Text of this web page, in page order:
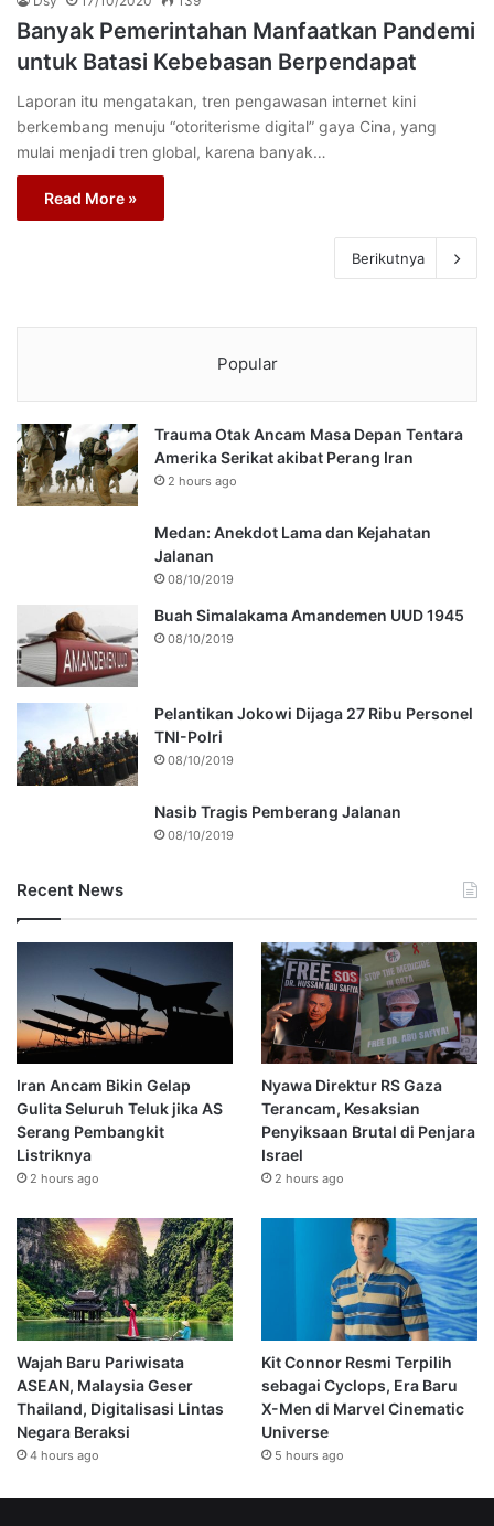
Banyak Pemerintahan Manfaatkan Pandemi
untuk Batasi Kebebasan Berpendapat
Laporan itu mengatakan, tren pengawasan internet kini
berkembang menuju “otoriterisme digital” gaya Cina, yang
mulai menjadi tren global, karena banyak…
Read More »
Berikutnya
Popular
Trauma Otak Ancam Masa Depan Tentara
Amerika Serikat akibat Perang Iran
2 hours ago
Medan: Anekdot Lama dan Kejahatan
Jalanan
08/10/2019
Buah Simalakama Amandemen UUD 1945
08/10/2019
Pelantikan Jokowi Dijaga 27 Ribu Personel
TNI-Polri
08/10/2019
Nasib Tragis Pemberang Jalanan
08/10/2019
Recent News
Iran Ancam Bikin Gelap
Gulita Seluruh Teluk jika AS
Serang Pembangkit
Listriknya
2 hours ago
Nyawa Direktur RS Gaza
Terancam, Kesaksian
Penyiksaan Brutal di Penjara
Israel
2 hours ago
Wajah Baru Pariwisata
ASEAN, Malaysia Geser
Thailand, Digitalisasi Lintas
Negara Beraksi
4 hours ago
Kit Connor Resmi Terpilih
sebagai Cyclops, Era Baru
X-Men di Marvel Cinematic
Universe
5 hours ago